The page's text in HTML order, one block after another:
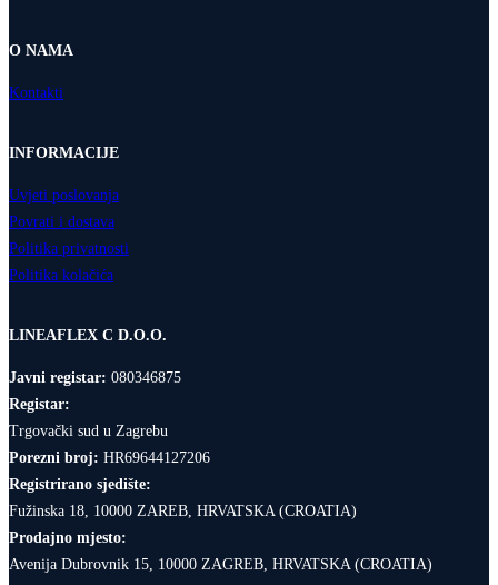
O NAMA
Kontakti
INFORMACIJE
Uvjeti poslovanja
Povrati i dostava
Politika privatnosti
Politika kolačića
LINEAFLEX C D.O.O.
Javni registar: 080346875
Registar:
Trgovački sud u Zagrebu
Porezni broj: HR69644127206
Registrirano sjedište:
Fužinska 18, 10000 ZAREB, HRVATSKA (CROATIA)
Prodajno mjesto:
Avenija Dubrovnik 15, 10000 ZAGREB, HRVATSKA (CROATIA)